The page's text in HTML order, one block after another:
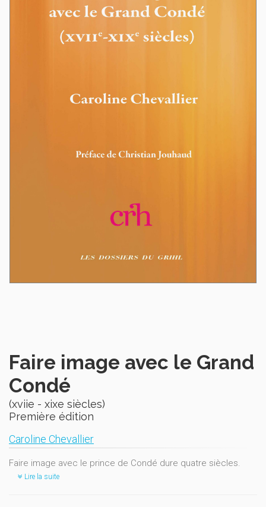
Faire image avec le Grand
Condé
(xviie - xixe siècles)
Première édition
Caroline Chevallier
Faire image avec le prince de Condé dure quatre siècles.
Lire la suite